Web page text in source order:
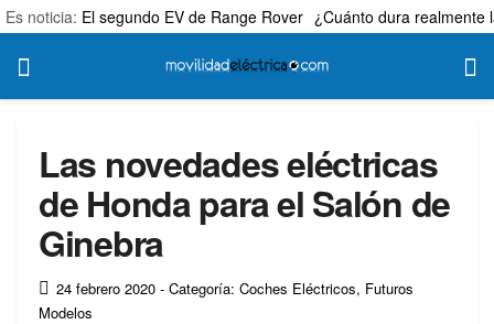
Es noticia: El segundo EV de Range Rover ¿Cuánto dura realmente
Las novedades eléctricas
de Honda para el Salón de
Ginebra
24 febrero 2020 - Categoría: Coches Eléctricos, Futuros
Modelos